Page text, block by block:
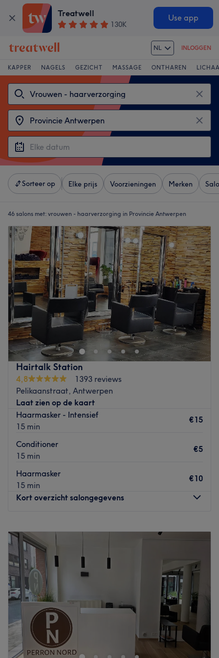
Treatwell
130K
Use app
NL INLOGGEN
KAPPER NAGELS GEZICHT MASSAGE ONTHAREN
Sorteer op Elke prijs Voorzieningen Merken
46 salons met: vrouwen - haarverzorging in Provincie Antwerpen
Hairtalk Station
4,8
1393 reviews
Pelikaanstraat, Antwerpen
Laat zien op de kaart
Haarmasker - Intensief
15 min
€15
Conditioner
15 min
€5
Haarmasker
15 min
€10
Kort overzicht salongegevens
Dinsdag
09:00
Woensdag
Donderdag
Vrijdag
09:00–17:45
Zaterdag
09:00– 17:45
Zondag
Gesloten
In het prachtige Centraal Station van Antwerpen vind je
Hairtalk Station. Wachten op de trein was nog nooit zo
fijn. Geniet van de gezellige sfeer, een bakje koffie, een
leuke babbel en een snit die perfect bij je past. Vanaf nu